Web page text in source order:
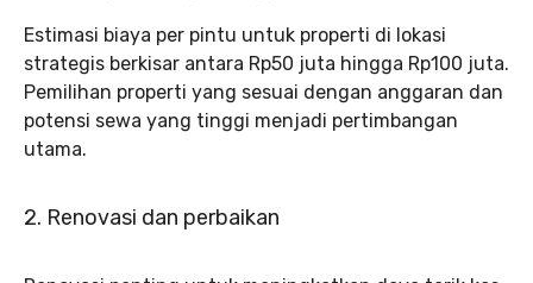
Estimasi biaya per pintu untuk properti di lokasi
strategis berkisar antara Rp50 juta hingga Rp100 juta.
Pemilihan properti yang sesuai dengan anggaran dan
potensi sewa yang tinggi menjadi pertimbangan
utama.
2. Renovasi dan perbaikan